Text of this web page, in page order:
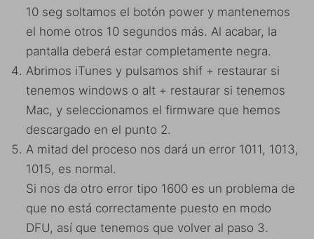
10 seg soltamos el botón power y mantenemos
el home otros 10 segundos más. Al acabar, la
pantalla deberá estar completamente negra.
Abrimos iTunes y pulsamos shif + restaurar si
tenemos windows o alt + restaurar si tenemos
Mac, y seleccionamos el firmware que hemos
descargado en el punto 2.
A mitad del proceso nos dará un error 1011, 1013,
1015, es normal.
Si nos da otro error tipo 1600 es un problema de
que no está correctamente puesto en modo
DFU, así que tenemos que volver al paso 3.